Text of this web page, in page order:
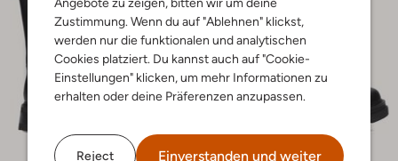
Zustimmung. Wenn du auf "Ablehnen" klickst,
werden nur die funktionalen und analytischen
Cookies platziert. Du kannst auch auf "Cookie-
Einstellungen" klicken, um mehr Informationen zu
erhalten oder deine Präferenzen anzupassen.
Reject Einverstanden und weiter